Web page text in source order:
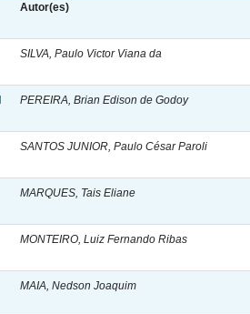
Autor(es)
SILVA, Paulo Victor Viana da
PEREIRA, Brian Edison de Godoy
SANTOS JUNIOR, Paulo César Paroli
MARQUES, Tais Eliane
MONTEIRO, Luiz Fernando Ribas
MAIA, Nedson Joaquim